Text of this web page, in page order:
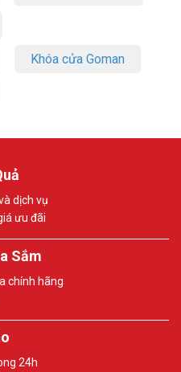
Khóa cửa Goman
dịch vụ
ưu đãi
Sắm
chính hãng
24h